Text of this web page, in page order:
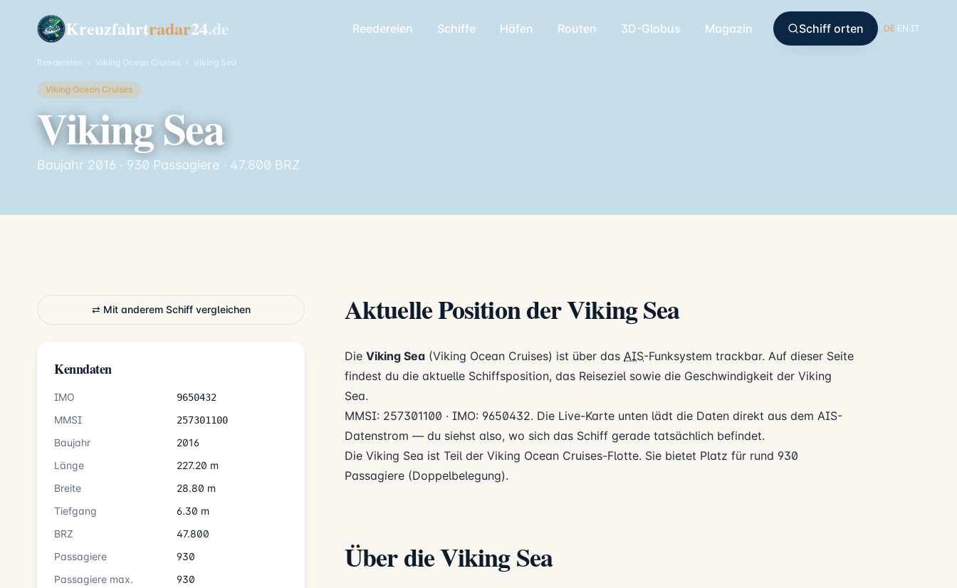
Kreuzfahrtradar24.de Reedereien Schiffe Häfen Routen 3D-Globus Magazin Schiff orten DE·EN·IT
Reedereien › Viking Ocean Cruises › Viking Sea
Viking Ocean Cruises
Viking Sea
Baujahr 2016 · 930 Passagiere · 47.800 BRZ
⇄ Mit anderem Schiff vergleichen
Kenndaten
IMO 9650432
MMSI 257301100
Baujahr
2016
Länge
227.20 m
Breite
28.80 m
Tiefgang
6.30 m
BRZ
47.800
Passagiere
930
Passagiere max.
930
Aktuelle Position der Viking Sea
Die Viking Sea (Viking Ocean Cruises) ist über das AIS-Funksystem trackbar. Auf dieser Seite
findest du die aktuelle Schiffsposition, das Reiseziel sowie die Geschwindigkeit der Viking
Sea.
MMSI: 257301100 · IMO: 9650432. Die Live-Karte unten lädt die Daten direkt aus dem AIS-
Datenstrom — du siehst also, wo sich das Schiff gerade tatsächlich befindet.
Die Viking Sea ist Teil der Viking Ocean Cruises-Flotte. Sie bietet Platz für rund 930
Passagiere (Doppelbelegung).
Über die Viking Sea